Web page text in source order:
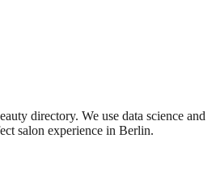
directory. We use data science and
salon experience in Berlin.